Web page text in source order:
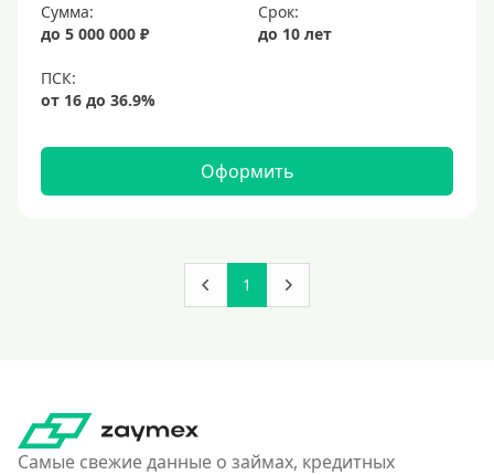
Сумма:
до 5 000 000 ₽
Срок:
до 10 лет
Оформить
1
Самые свежие данные о займах, кредитных